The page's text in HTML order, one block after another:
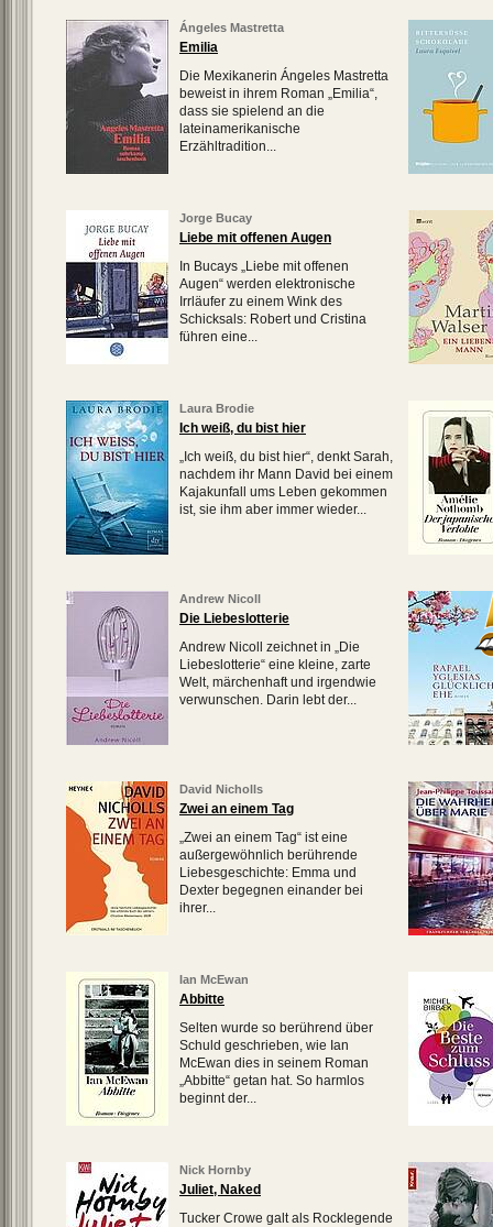
Ángeles Mastretta
Emilia
Die Mexikanerin Ángeles Mastretta
beweist in ihrem Roman „Emilia“,
dass sie spielend an die
lateinamerikanische
Erzähltradition...
Jorge Bucay
Liebe mit offenen Augen
In Bucays „Liebe mit offenen
Augen“ werden elektronische
Irrläufer zu einem Wink des
Schicksals: Robert und Cristina
führen eine...
Laura Brodie
Ich weiß, du bist hier
„Ich weiß, du bist hier“, denkt Sarah,
nachdem ihr Mann David bei einem
Kajakunfall ums Leben gekommen
ist, sie ihm aber immer wieder...
Andrew Nicoll
Die Liebeslotterie
Andrew Nicoll zeichnet in „Die
Liebeslotterie“ eine kleine, zarte
Welt, märchenhaft und irgendwie
verwunschen. Darin lebt der...
David Nicholls
Zwei an einem Tag
„Zwei an einem Tag“ ist eine
außergewöhnlich berührende
Liebesgeschichte: Emma und
Dexter begegnen einander bei
ihrer...
Ian McEwan
Abbitte
Selten wurde so berührend über
Schuld geschrieben, wie Ian
McEwan dies in seinem Roman
„Abbitte“ getan hat. So harmlos
beginnt der...
Nick Hornby
Juliet, Naked
Tucker Crowe galt als Rocklegende